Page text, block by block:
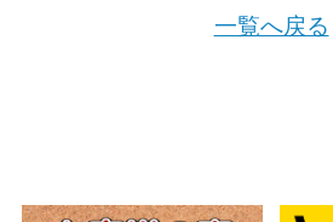
一覧へ戻る